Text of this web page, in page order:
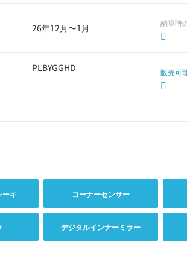
26年12月〜1月 納車時
PLBYGGHD 販売可
ーキ コーナーセンサー
デジタルインナーミラー